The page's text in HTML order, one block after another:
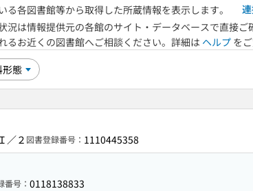
各図書館等から取得した所蔵情報を表示します。
況は情報提供元の各館のサイト・データベースで直接
るお近くの図書館へご相談ください。詳細は ヘルプ を
／２ 図書登録番号： 1110445358
番号： 0118138833